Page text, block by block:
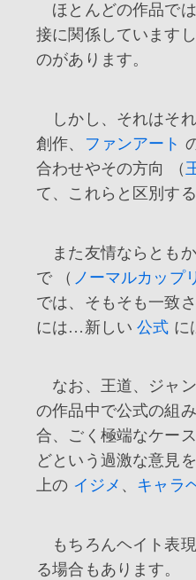
ほとんどの作品で
接に関係しています
のがあります。
しかし、それはそ
創作、
ファンアート
合わせやその方向 （
て、これらと区別す
また友情ならとも
で （ ノーマルカップ
では、そもそも一致
には…新しい公式 に
なお、王道、ジャ
の作品中で公式の組
合、ごく極端なケー
どという過激な意見
上の イジメ 、 キャラ
もちろんヘイト表
る場合もあります。